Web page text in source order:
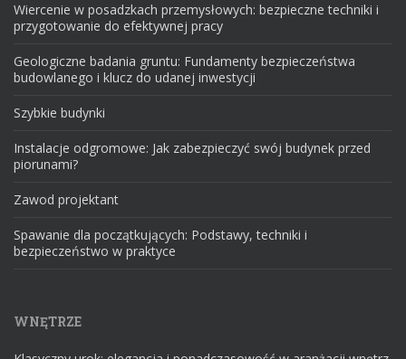
Wiercenie w posadzkach przemysłowych: bezpieczne techniki i
przygotowanie do efektywnej pracy
Geologiczne badania gruntu: Fundamenty bezpieczeństwa
budowlanego i klucz do udanej inwestycji
Szybkie budynki
Instalacje odgromowe: Jak zabezpieczyć swój budynek przed
piorunami?
Zawod projektant
Spawanie dla początkujących: Podstawy, techniki i
bezpieczeństwo w praktyce
WNĘTRZE